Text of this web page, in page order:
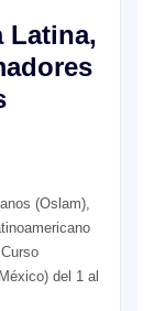
Latina,
(Oslam),
del 1 al